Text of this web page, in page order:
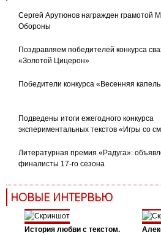
Сергей Арутюнов награжден грамотой
Обороны
Поздравляем победителей конкурса
«Золотой Цицерон»
Победители конкурса «Весенняя
Подведены итоги ежегодного конкурса
экспериментальных текстов «Игры со
Литературная премия «Радуга»:
финалисты 17-го сезона
НОВЫЕ ИНТЕРВЬЮ
История любви с текстом.